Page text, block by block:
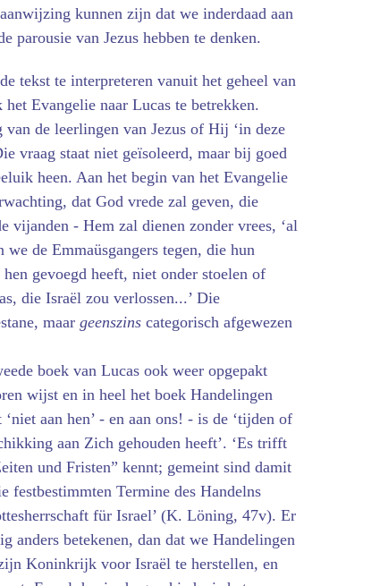
kunnen zijn dat we inderdaad aan
parousie van Jezus hebben te denken.
tekst te interpreteren vanuit het geheel van
Evangelie naar Lucas te betrekken.
de leerlingen van Jezus of Hij ‘in deze
vraag staat niet geïsoleerd, maar bij goed
heen. Aan het begin van het Evangelie
dat God vrede zal geven, die
vijanden - Hem zal dienen zonder vrees, ‘al
de Emmaüsgangers tegen, die hun
gevoegd heeft, niet onder stoelen of
die Israël zou verlossen...’ Die
maar geenszins categorisch afgewezen
boek van Lucas ook weer opgepakt
wijst en in heel het boek Handelingen
aan hen’ - en aan ons! - is de ‘tijden of
aan Zich gehouden heeft’. ‘Es trifft
und Fristen” kennt; gemeint sind damit
festbestimmten Termine des Handelns
für Israel’ (K. Löning, 47v). Er
anders betekenen, dan dat we Handelingen
Koninkrijk voor Israël te herstellen, en